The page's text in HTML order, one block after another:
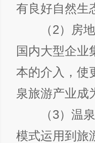
有良好自然生
（2）房地
国内大型企业
本的介入，使
泉旅游产业成
（3）温泉
模式运用到旅